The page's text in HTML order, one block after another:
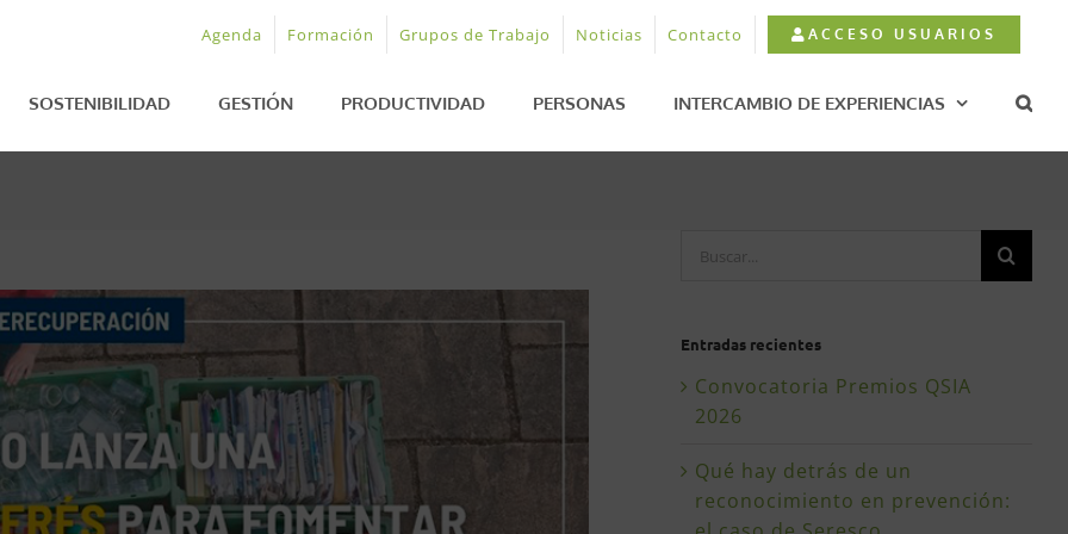
Agenda Formación Grupos de Trabajo Noticias Contacto ACCESO USUARIOS
SOSTENIBILIDAD GESTIÓN PRODUCTIVIDAD PERSONAS INTERCAMBIO DE EXPERIENCIAS
Entradas recientes
Convocatoria Premios QSIA
2026
Qué hay detrás de un
reconocimiento en prevención: